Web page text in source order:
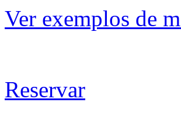
Ver exemplos de
Reservar